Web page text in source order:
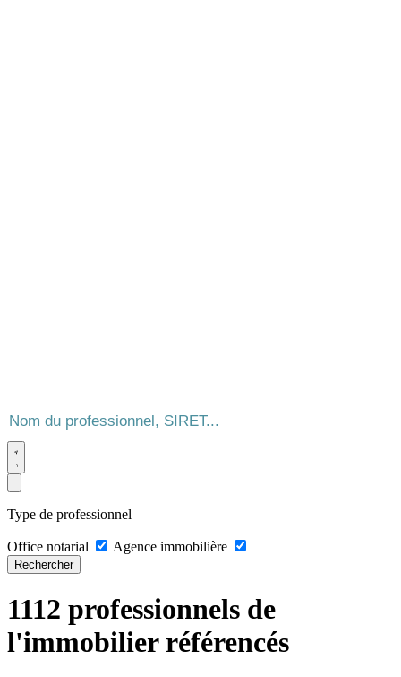
Type de professionnel
Office notarial Agence immobilière
Rechercher
1112 professionnels de
l'immobilier référencés